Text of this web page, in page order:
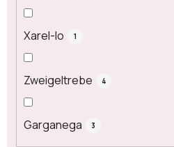
Xarel-lo 1
Zweigeltrebe 4
Garganega 3